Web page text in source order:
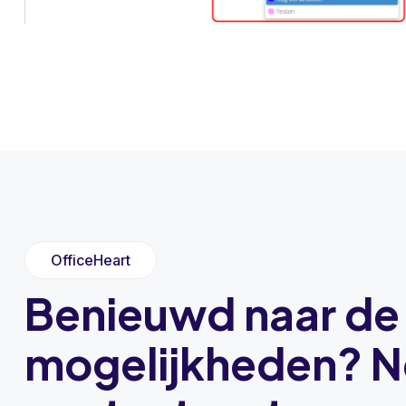
OfficeHeart
Benieuwd naar de
mogelijkheden?